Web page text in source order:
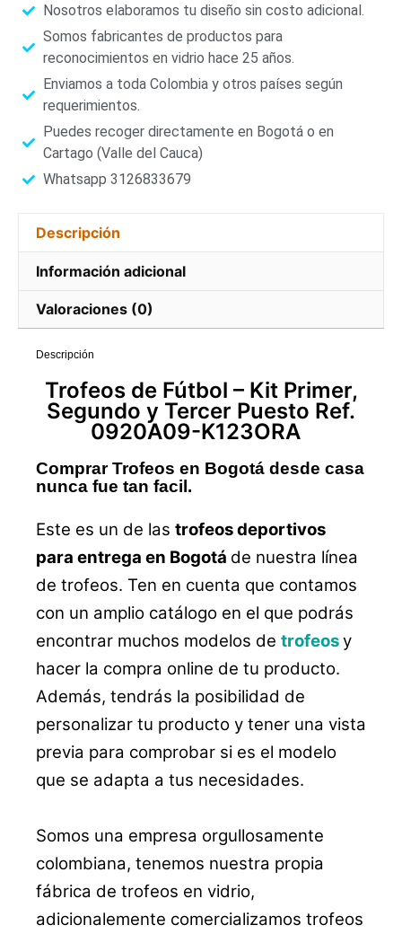
Nosotros elaboramos tu diseño sin costo adicional.
Somos fabricantes de productos para
reconocimientos en vidrio hace 25 años.
Enviamos a toda Colombia y otros países según
requerimientos.
Puedes recoger directamente en Bogotá o en
Cartago (Valle del Cauca)
Whatsapp 3126833679
Descripción
Información adicional
Valoraciones (0)
Descripción
Trofeos de Fútbol –Kit Primer,
Segundo y Tercer Puesto Ref.
0920A09-K123ORA
Comprar Trofeos en Bogotá desde casa
nunca fue tan facil.
Este es un de las trofeos deportivos
para entrega en Bogotá de nuestra línea
de trofeos. Ten en cuenta que contamos
con un amplio catálogo en el que podrás
encontrar muchos modelos de trofeosy
hacer la compra online de tu producto.
Además, tendrás la posibilidad de
personalizar tu producto y tener una vista
previa para comprobar si es el modelo
que se adapta a tus necesidades.
Somos una empresa orgullosamente
colombiana, tenemos nuestra propia
fábrica de trofeos en vidrio,
adicionalemente comercializamos trofeos